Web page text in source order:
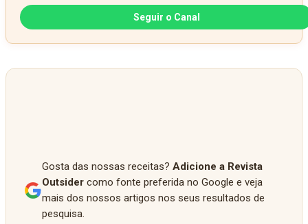
Seguir o Canal
Gosta das nossas receitas? Adicione a Revista
Outsider como fonte preferida no Google e veja
mais dos nossos artigos nos seus resultados de
pesquisa.